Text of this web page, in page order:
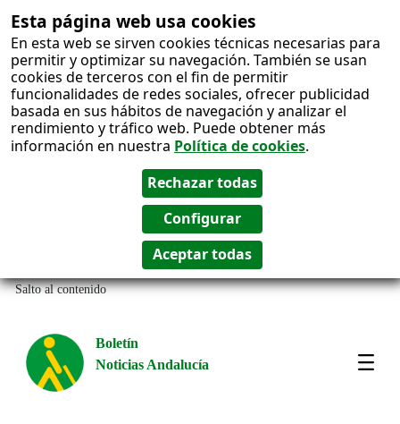
Esta página web usa cookies
En esta web se sirven cookies técnicas necesarias para
permitir y optimizar su navegación. También se usan
cookies de terceros con el fin de permitir
funcionalidades de redes sociales, ofrecer publicidad
basada en sus hábitos de navegación y analizar el
rendimiento y tráfico web. Puede obtener más
información en nuestra Política de cookies.
Salto al contenido
Boletín
Noticias Andalucía